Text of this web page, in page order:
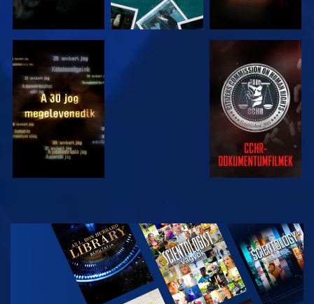
MŰSORNÉZÉS MŰSORNÉZÉS
MŰSORNÉZÉS
A SOROZAT
RÉSZEI